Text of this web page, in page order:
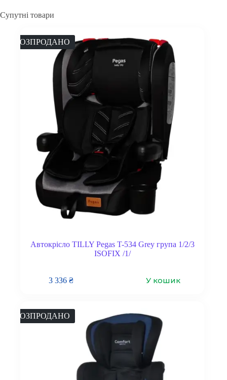
Супутні товари
РОЗПРОДАНО
Автокрісло TILLY Pegas T-534 Grey група 1/2/3
ISOFIX /1/
3 336₴ У кошик
РОЗПРОДАНО